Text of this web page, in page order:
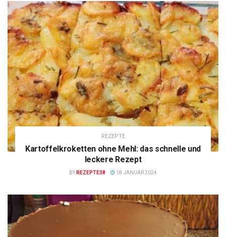
REZEPTE
Kartoffelkroketten ohne Mehl: das schnelle und
leckere Rezept
BY REZEPTE38 18 JANUAR 2024